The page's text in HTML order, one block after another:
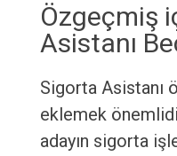
Özgeçmiş
Asistanı
Sigorta Asistanı
eklemek
adayın sigorta